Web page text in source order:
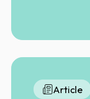
Article